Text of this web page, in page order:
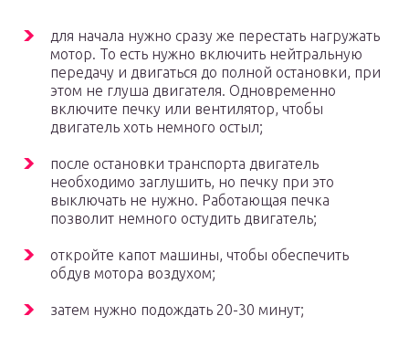
для начала нужно сразу же перестать нагружать
мотор. То есть нужно включить нейтральную
передачу и двигаться до полной остановки, при
этом не глуша двигателя. Одновременно
включите печку или вентилятор, чтобы
двигатель хоть немного остыл;
после остановки транспорта двигатель
необходимо заглушить, но печку при это
выключать не нужно. Работающая печка
позволит немного остудить двигатель;
откройте капот машины, чтобы обеспечить
обдув мотора воздухом;
затем нужно подождать 20-30 минут;